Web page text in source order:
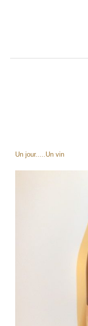
Un jour.....Un vin